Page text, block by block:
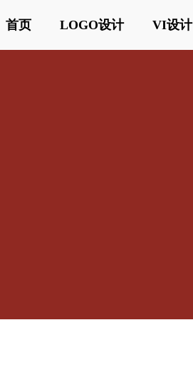
首页 LOGO设计 VI设计